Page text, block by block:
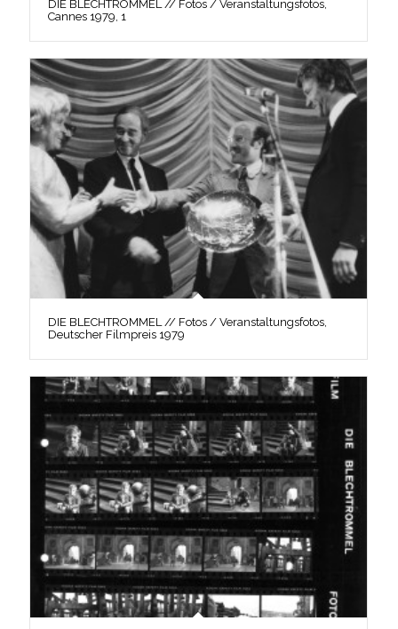
DIE BLECHTROMMEL // Fotos / Veranstaltungsfotos,
Cannes 1979, 1
DIE BLECHTROMMEL // Fotos / Veranstaltungsfotos,
Deutscher Filmpreis 1979